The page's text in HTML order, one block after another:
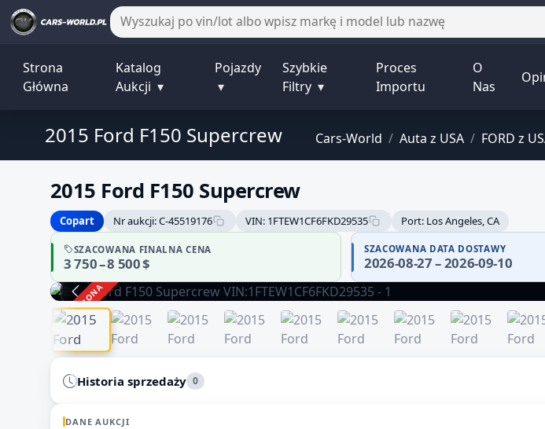
Strona
Główna
Katalog
Aukcji ▾
Pojazdy
▾
Szybkie
Filtry ▾
Proces
Importu
O
Nas
Cars-World / Auta z USA / FORD z
2015 Ford F150 Supercrew
2015 Ford F150 Supercrew
Copart
Nr aukcji: C-45519176 VIN: 1FTEW1CF6FKD29535 Port: Los Angeles, CA
SZACOWANA FINALNA CENA
3 750 – 8 500 $
SZACOWANA DATA DOSTAWY
2026-08-27 – 2026-09-10
ZAKOŃCZONA
Historia sprzedaży 0
DANE AUKCJI